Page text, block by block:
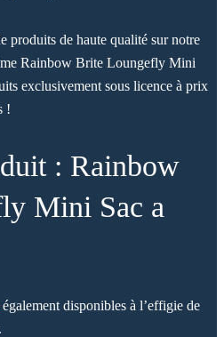
produits de haute qualité sur notre
Rainbow Brite Loungefly Mini
exclusivement sous licence à prix
!
: Rainbow
Mini Sac a
également disponibles à l’effigie de